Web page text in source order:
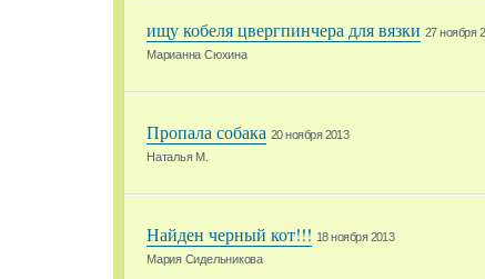
ищу кобеля цвергпинчера для вязки 27 ноября
Марианна Сюхина
Пропала собака 20 ноября 2013
Наталья М.
Найден черный кот!!! 18 ноября 2013
Мария Сидельникова